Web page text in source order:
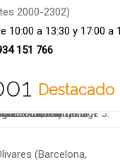
2000-2302)
10:00 a 13:30 y 17:00 a
151 766
Destacado
(Barcelona,